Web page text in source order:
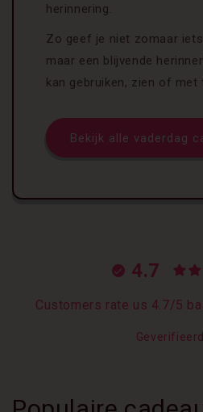
herinnering.
Zo geef je niet zomaar
maar een blijvende
kan gebruiken, zien of met
Bekijk alle vaderdag
4.7
Customers rate us 4.7/5
Geverifieerd